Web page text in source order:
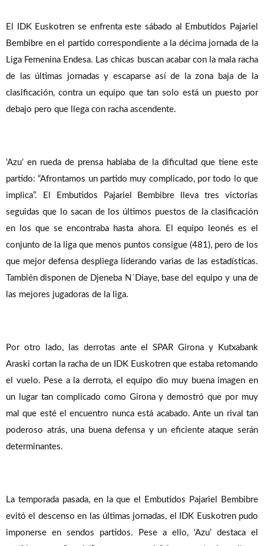
El IDK Euskotren se enfrenta este sábado al Embutidos Pajariel
Bembibre en el partido correspondiente a la décima jornada de la
Liga Femenina Endesa. Las chicas buscan acabar con la mala racha
de las últimas jornadas y escaparse así de la zona baja de la
clasificación, contra un equipo que tan solo está un puesto por
debajo pero que llega con racha ascendente.
‘Azu’ en rueda de prensa hablaba de la dificultad que tiene este
partido: “Afrontamos un partido muy complicado, por todo lo que
implica”. El Embutidos Pajariel Bembibre lleva tres victorias
seguidas que lo sacan de los últimos puestos de la clasificación
en los que se encontraba hasta ahora. El equipo leonés es el
conjunto de la liga que menos puntos consigue (481), pero de los
que mejor defensa despliega liderando varias de las estadísticas.
También disponen de Djeneba N´Diaye, base del equipo y una de
las mejores jugadoras de la liga.
Por otro lado, las derrotas ante el SPAR Girona y Kutxabank
Araski cortan la racha de un IDK Euskotren que estaba retomando
el vuelo. Pese a la derrota, el equipo dio muy buena imagen en
un lugar tan complicado como Girona y demostró que por muy
mal que esté el encuentro nunca está acabado. Ante un rival tan
poderoso atrás, una buena defensa y un eficiente ataque serán
determinantes.
La temporada pasada, en la que el Embutidos Pajariel Bembibre
evitó el descenso en las últimas jornadas, el IDK Euskotren pudo
imponerse en sendos partidos. Pese a ello, ‘Azu’ destaca el